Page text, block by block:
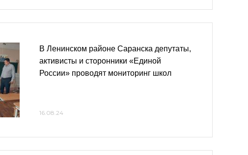
В Ленинском районе Саранска депутаты,
активисты и сторонники «Единой
России» проводят мониторинг школ
16.08.24